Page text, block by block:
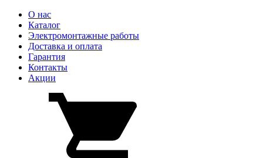
О нас
Каталог
Электромонтажные работы
Доставка и оплата
Гарантия
Контакты
Акции